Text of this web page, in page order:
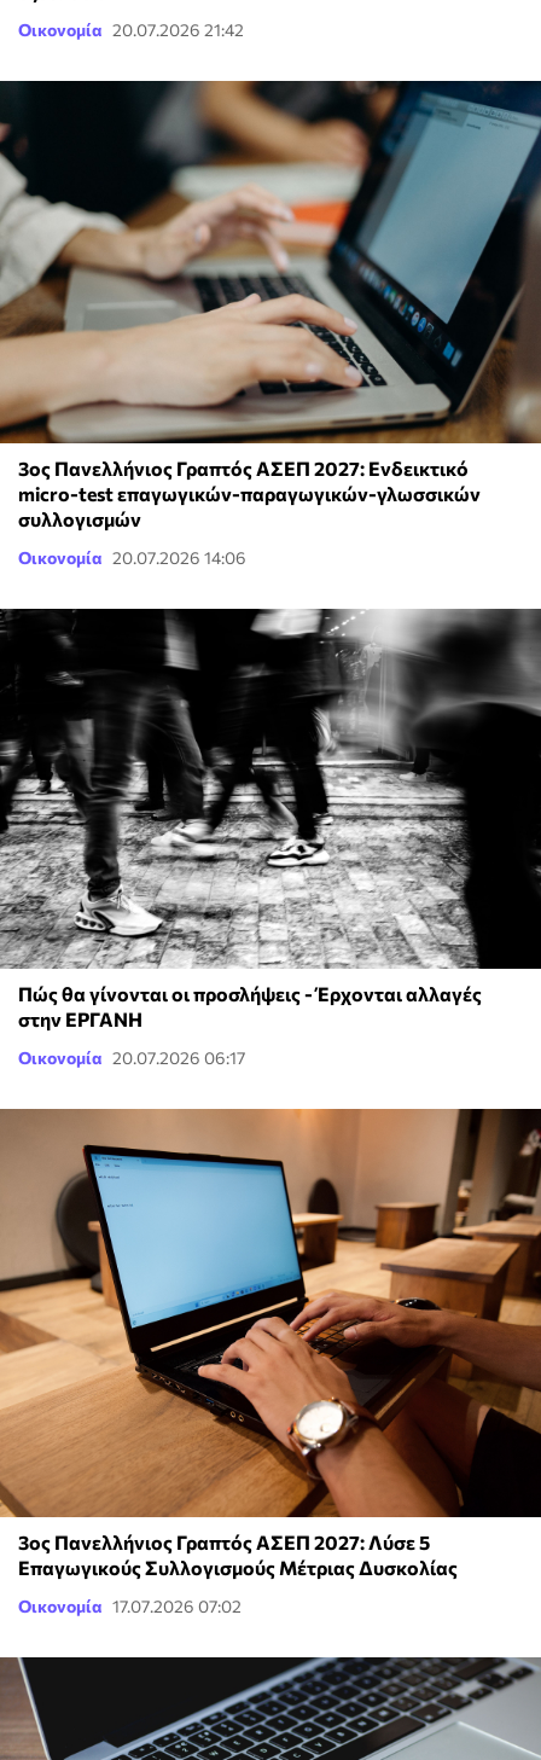
Οικονομία 20.07.2026 21:42
3ος Πανελλήνιος Γραπτός ΑΣΕΠ 2027: Ενδεικτικό
micro-test επαγωγικών-παραγωγικών-γλωσσικών
συλλογισμών
Οικονομία 20.07.2026 14:06
Πώς θα γίνονται οι προσλήψεις - Έρχονται αλλαγές
στην ΕΡΓΑΝΗ
Οικονομία 20.07.2026 06:17
3ος Πανελλήνιος Γραπτός ΑΣΕΠ 2027: Λύσε 5
Επαγωγικούς Συλλογισμούς Μέτριας Δυσκολίας
Οικονομία 17.07.2026 07:02